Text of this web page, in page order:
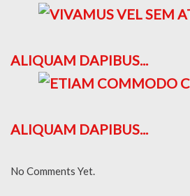
ALIQUAM DAPIBUS...
ALIQUAM DAPIBUS...
No Comments Yet.